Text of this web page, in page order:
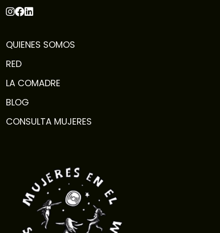
QUIENES SOMOS
RED
LA COMADRE
BLOG
CONSULTA MUJERES